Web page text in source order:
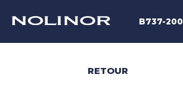
B737-200
RETOUR